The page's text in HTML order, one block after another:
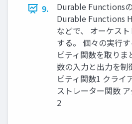
9.
Durable Functions
Durable Functions
などで、 オーケス
する。 個々の実行
ビティ関数を取り
数の入力と出力を制
ビティ関数1 クライ
ストレーター関数
2